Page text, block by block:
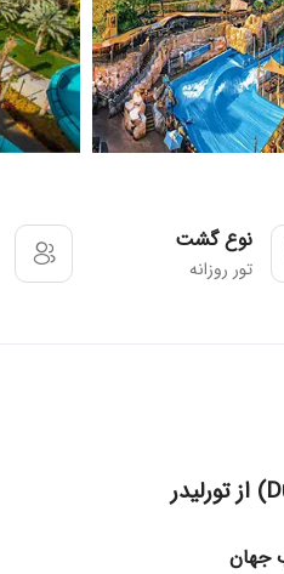
نوع گشت
تور روزانه
جهان